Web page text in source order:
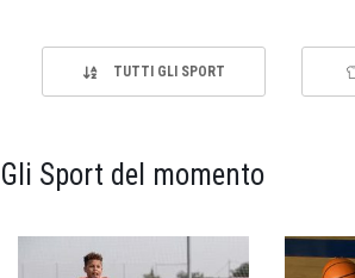
TUTTI GLI SPORT
Gli Sport del momento